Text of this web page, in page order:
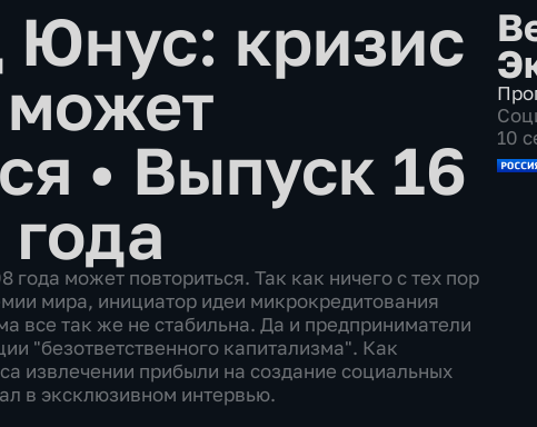
кризис
• Выпуск 16
может повториться. Так как ничего с тех пор
мира, инициатор идеи микрокредитования
все так же не стабильна. Да и предприниматели
"безответственного капитализма". Как
извлечении прибыли на создание социальных
в эксклюзивном интервью.
10